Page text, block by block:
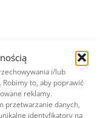
i/lub
to, aby poprawić
reklamy.
przetwarzanie danych,
identyfikatory na
do
przyrządów